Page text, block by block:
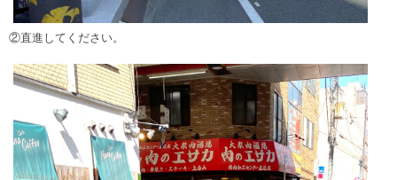
②直進してください。